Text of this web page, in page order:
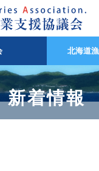
北海道
新着情報